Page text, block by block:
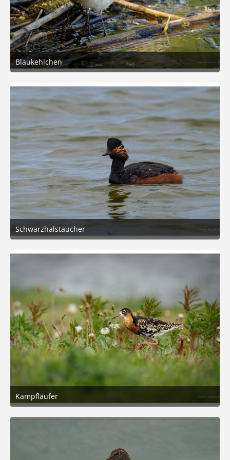
Blaukehlchen
5. Mai 2026 um 15:49
Schwarzhalstaucher
5. Mai 2026 um 15:33
Kampfläufer
5. Mai 2026 um 15:20
5